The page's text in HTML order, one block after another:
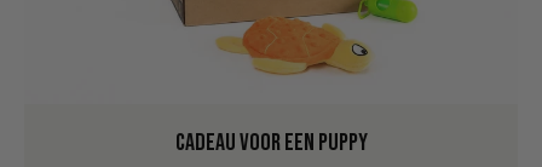
Cadeau voor een Puppy